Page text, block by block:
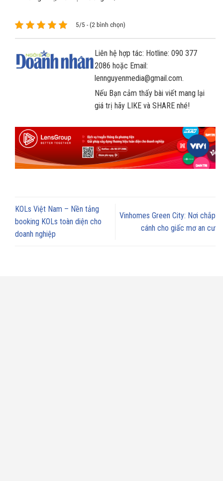
5/5 - (2 bình chọn)
Liên hệ hợp tác: Hotline: 090 377
2086 hoặc Email:
lennguyenmedia@gmail.com.
Nếu Bạn cảm thấy bài viết mang lại
giá trị hãy LIKE và SHARE nhé!
KOLs Việt Nam – Nền tảng
booking KOLs toàn diện cho
doanh nghiệp
Vinhomes Green City: Nơi chắp
cánh cho giấc mơ an cư